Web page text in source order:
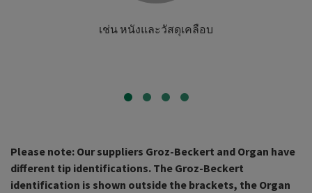
เช่น หนังและวัสดุเคลือบ
Please note: Our suppliers Groz-Beckert and Organ have
different tip identifications. The Groz-Beckert
identification is shown outside the brackets, the Organ